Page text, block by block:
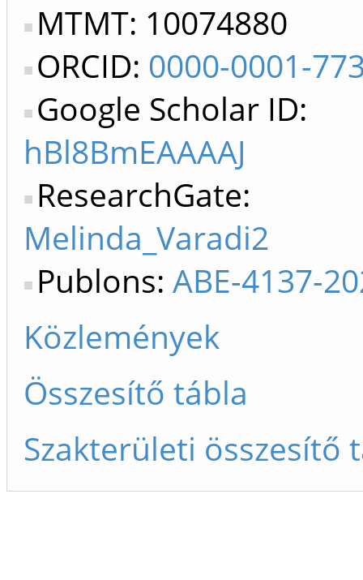
MTMT: 10074880
ORCID: 0000-0001-
Google Scholar ID:
hBl8BmEAAAAJ
ResearchGate:
Melinda_Varadi2
Publons: ABE-4137-
Közlemények
Összesítő tábla
Szakterületi összesítő